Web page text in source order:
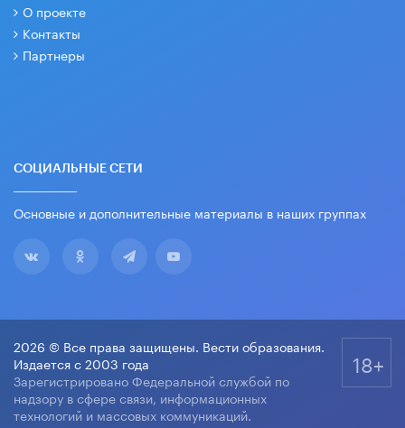
О проекте
Контакты
Партнеры
СОЦИАЛЬНЫЕ СЕТИ
Основные и дополнительные материалы в наших группах
2026 © Все права защищены. Вести образования.
Издается с 2003 года
Зарегистрировано Федеральной службой по
надзору в сфере связи, информационных
технологий и массовых коммуникаций.
18+